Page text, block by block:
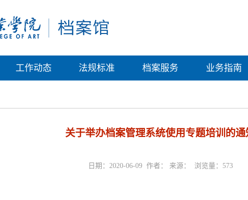
工作动态 法规标准 档案服务 业务指南
关于举办档案管理系统使用专题培训的通
日期：2020-06-09 作者： 来源： 浏览量： 573